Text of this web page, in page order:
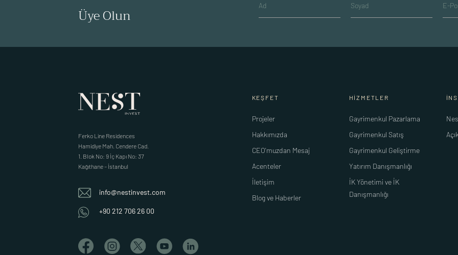
Üye Olun Ad Soyad E-
Ferko Line Residences
Hamidiye Mah. Cendere Cad.
1. Blok No: 9 İç Kapı No: 37
Kağıthane – İstanbul
info@nestinvest.com
+90 212 706 26 00
KEŞFET
Projeler
Hakkımızda
CEO'muzdan Mesaj
Acenteler
İletişim
Blog ve Haberler
HİZMETLER
Gayrimenkul Pazarlama
Gayrimenkul Satış
Gayrimenkul Geliştirme
Yatırım Danışmanlığı
İK Yönetimi ve İK
Danışmanlığı